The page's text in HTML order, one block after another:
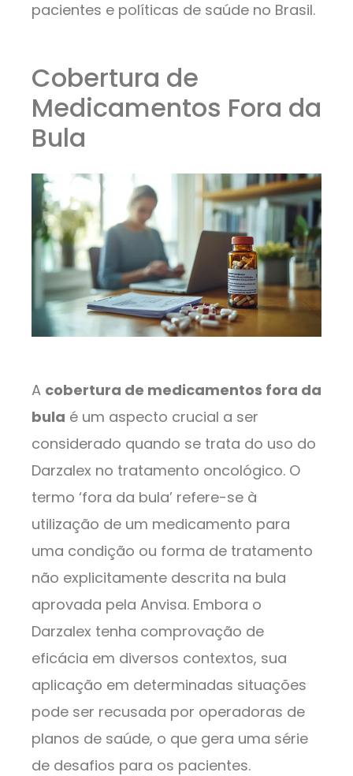
pacientes e políticas de saúde no Brasil.
Cobertura de
Medicamentos Fora da
Bula
A cobertura de medicamentos fora da
bula é um aspecto crucial a ser
considerado quando se trata do uso do
Darzalex no tratamento oncológico. O
termo ‘fora da bula’ refere-se à
utilização de um medicamento para
uma condição ou forma de tratamento
não explicitamente descrita na bula
aprovada pela Anvisa. Embora o
Darzalex tenha comprovação de
eficácia em diversos contextos, sua
aplicação em determinadas situações
pode ser recusada por operadoras de
planos de saúde, o que gera uma série
de desafios para os pacientes.